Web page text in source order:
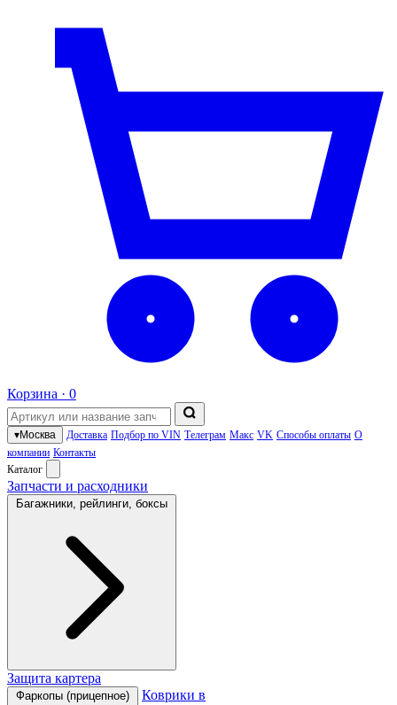
Корзина · 0
▾Москва Доставка Подбор по VIN Телеграм Макс VK Способы оплаты О
компании Контакты
Каталог
Запчасти и расходники
Багажники, рейлинги, боксы
Защита картера
Фаркопы (прицепное) Коврики в